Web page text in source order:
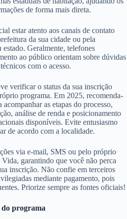
de forma mais direta.
estar atento aos canais de contato
da sua cidade ou pela
estado. Geralmente, telefones
ao público orientam sobre dúvidas
com o acesso.
verificar o status da sua inscrição
programa. Em 2025, recomenda-
acompanhar as etapas do processo,
análise de renda e posicionamento
disponíveis. Evite entusiasmo
de acordo com a localidade.
via e-mail, SMS ou pelo próprio
garantindo que você não perca
inscrição. Não confie em terceiros
mediante pagamento, pois
Priorize sempre as fontes oficiais!
do programa